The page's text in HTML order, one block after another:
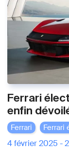
Écologie
Fiches
Ferrari
enfin
Ferrari Ferrari
4 février 2025 -